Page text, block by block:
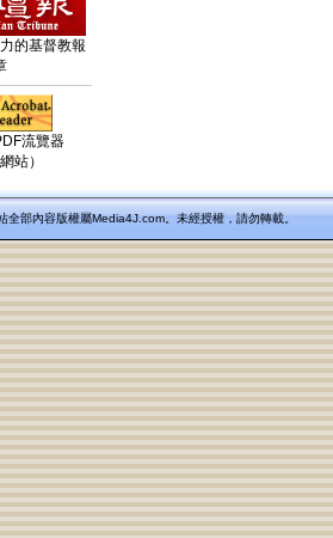
的基督教報
流覽器
站）
全部內容版權屬Media4J.com。未經授權，請勿轉載。